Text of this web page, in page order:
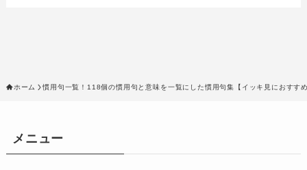
ホーム 慣用句一覧！118個の慣用句と意味を一覧にした慣用句集【イッキ見におすす
メニュー